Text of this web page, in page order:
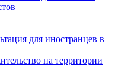
для иностранцев в
на территории